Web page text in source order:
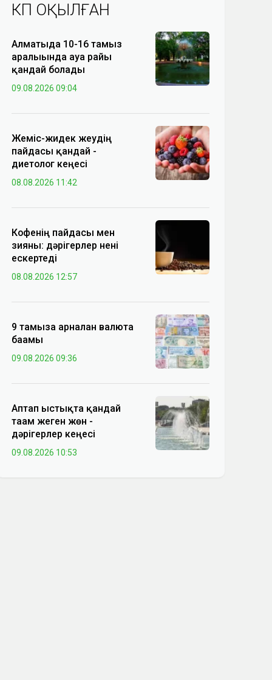
КӨП ОҚЫЛҒАН
Алматыда 10-16 тамыз
аралығында ауа райы
қандай болады
09.08.2026 09:04
Жеміс-жидек жеудің
пайдасы қандай -
диетолог кеңесі
08.08.2026 11:42
Кофенің пайдасы мен
зияны: дәрігерлер нені
ескертеді
08.08.2026 12:57
9 тамызға арналған валюта
бағамы
09.08.2026 09:36
Аптап ыстықта қандай
тағам жеген жөн -
дәрігерлер кеңесі
09.08.2026 10:53